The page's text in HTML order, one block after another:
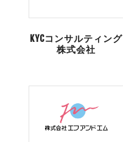
KYCコンサルティング
株式会社